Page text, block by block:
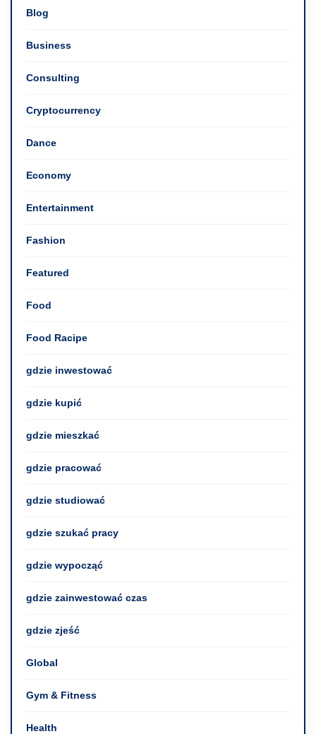
Blog
Business
Consulting
Cryptocurrency
Dance
Economy
Entertainment
Fashion
Featured
Food
Food Racipe
gdzie inwestować
gdzie kupić
gdzie mieszkać
gdzie pracować
gdzie studiować
gdzie szukać pracy
gdzie wypocząć
gdzie zainwestować czas
gdzie zjeść
Global
Gym & Fitness
Health